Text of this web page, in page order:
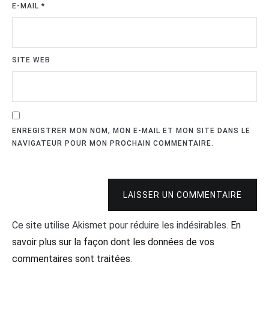
E-MAIL*
SITE WEB
ENREGISTRER MON NOM, MON E-MAIL ET MON SITE DANS LE
NAVIGATEUR POUR MON PROCHAIN COMMENTAIRE.
LAISSER UN COMMENTAIRE
Ce site utilise Akismet pour réduire les indésirables. En
savoir plus sur la façon dont les données de vos
commentaires sont traitées.